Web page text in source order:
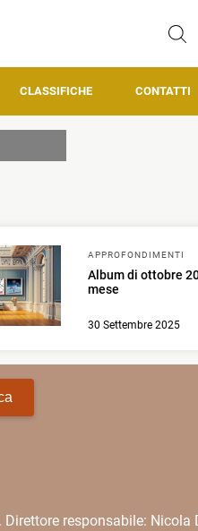
CLASSIFICHE CONTATTI
APPROFONDIMENTI
Album di ottobre
mese
30 Settembre 2025
responsabile: Nicola